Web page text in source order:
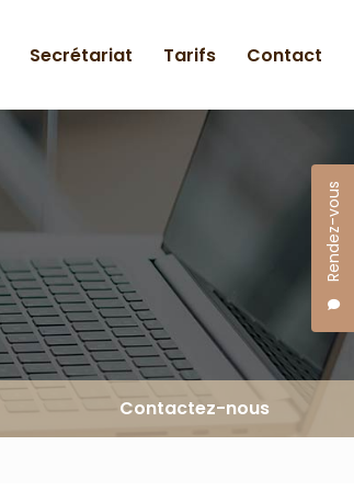
Rendez-vous
Secrétariat Tarifs Contact
Contactez-nous